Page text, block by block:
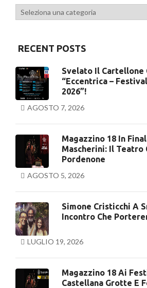
Categorie
RECENT POSTS
Svelato Il Cartellone
“Eccentrica –
2026”!
AGOSTO 7, 2026
Magazzino 18 In
Mascherini: Il Teatro
Pordenone
AGOSTO 5, 2026
Simone Cristicchi A
Incontro Che
LUGLIO 19, 2026
Magazzino 18 Ai
Castellana Grotte E